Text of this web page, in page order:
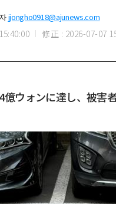
jjongho0918@ajunews.com
修正 : 2026-07-07
億ウォンに達し、被害